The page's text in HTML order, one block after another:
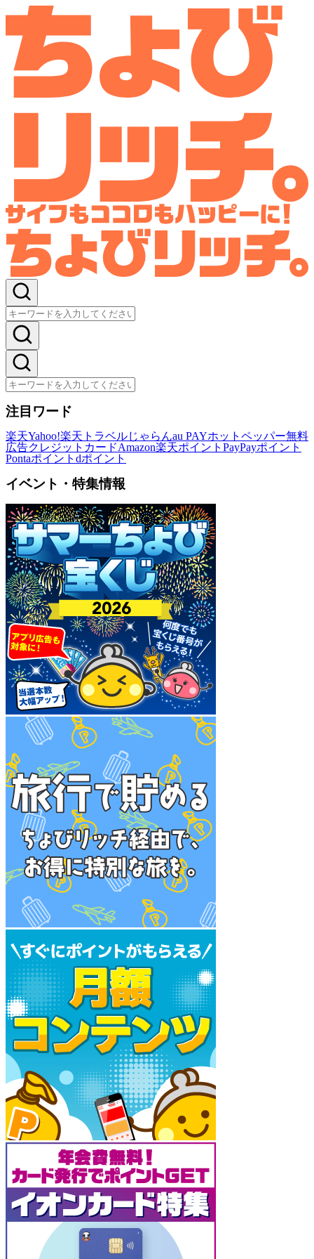
注目ワード
楽天Yahoo!楽天トラベルじゃらんau PAYホットペッパー無料
広告クレジットカードAmazon楽天ポイント PayPayポイント
Pontaポイント dポイント
イベント・特集情報